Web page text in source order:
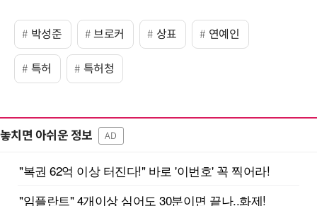
박성준 브로커 상표 연예인
특허 특허청
놓치면 아쉬운 정보 AD